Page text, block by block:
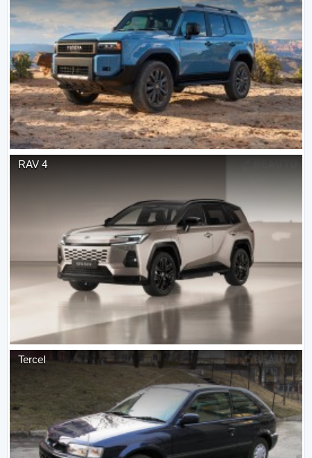
RAV 4
Tercel